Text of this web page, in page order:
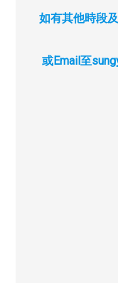
如有其他時段
或Email至